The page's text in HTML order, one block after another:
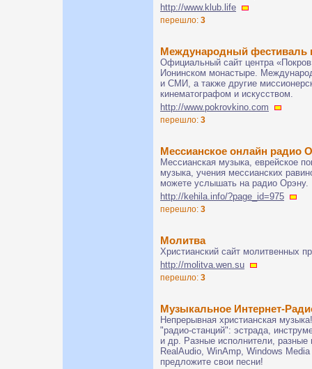
http://www.klub.life
перешло: 3
Международный фестиваль
Официальный сайт центра
Ионинском монастыре.
и СМИ, а также другие
кинематографом и искусством.
http://www.pokrovkino.com
перешло: 3
Мессианское онлайн радио
Мессианская музыка, еврейское
музыка, учения мессианских
можете услышать на радио
http://kehila.info/?page_id=975
перешло: 3
Молитва
Христианский сайт молитвенных
http://molitva.wen.su
перешло: 3
Музыкальное Интернет-
Непрерывная христианская
"радио-станций": эстрада,
и др. Разные исполнители,
RealAudio, WinAmp, Windows
предложите свои песни!